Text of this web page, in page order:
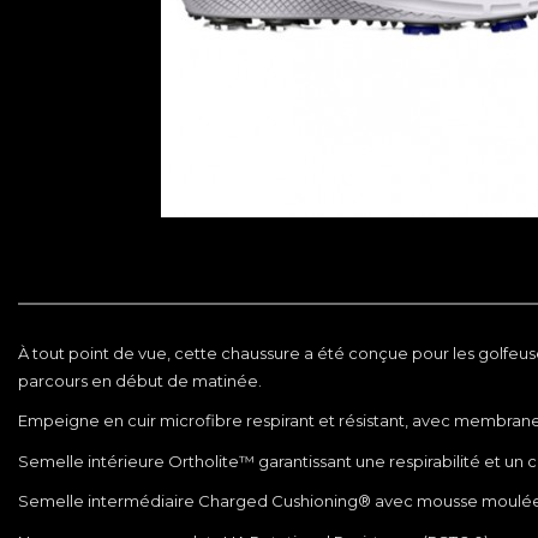
À tout point de vue, cette chaussure a été conçue pour les
parcours en début de matinée.
Empeigne en cuir microfibre respirant et résistant, avec
Semelle intérieure Ortholite™ garantissant une respirabilité et un
Semelle intermédiaire Charged Cushioning® avec mousse